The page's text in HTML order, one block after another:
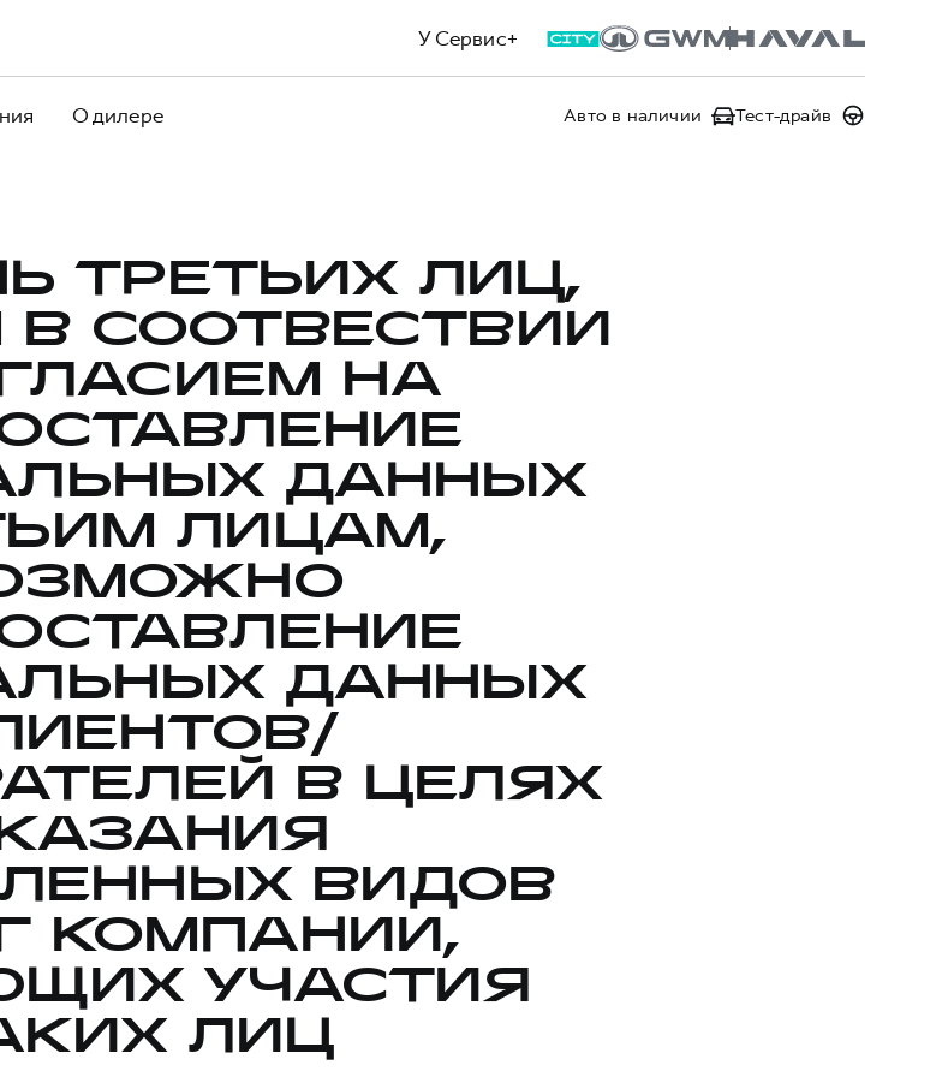
У Сервис+
О дилере Авто в наличии Тест-драйв
ТРЕТЬИХ ЛИЦ,
В СООТВЕСТВИИ
НА
ДАННЫХ
ЛИЦАМ,
ДАННЫХ
В ЦЕЛЯХ
ВИДОВ
КОМПАНИИ,
УЧАСТИЯ
ЛИЦ